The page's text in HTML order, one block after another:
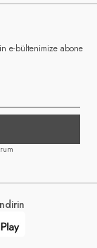
e-bültenimize abone